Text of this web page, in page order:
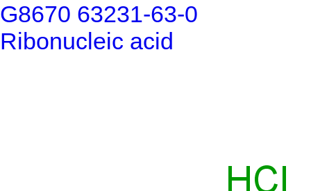
G8670 63231-63-0
Ribonucleic acid